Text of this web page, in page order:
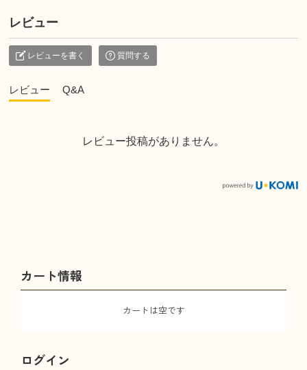
レビュー
レビューを書く 質問する
レビュー Q&A
レビュー投稿がありません。
カート情報
カートは空です
ログイン